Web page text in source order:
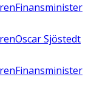
Finansminister
Oscar Sjöstedt
Finansminister